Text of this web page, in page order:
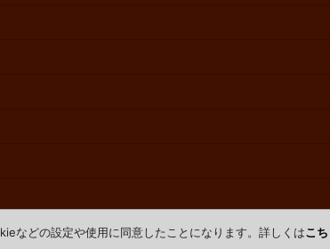
などの設定や使用に同意したことになります。詳しくはこ